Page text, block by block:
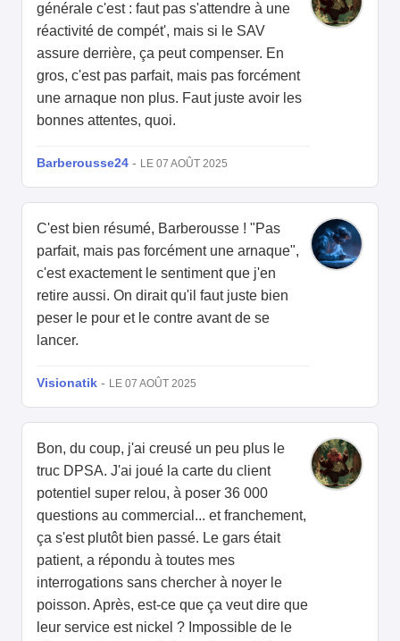
générale c'est : faut pas s'attendre à une
réactivité de compét', mais si le SAV
assure derrière, ça peut compenser. En
gros, c'est pas parfait, mais pas forcément
une arnaque non plus. Faut juste avoir les
bonnes attentes, quoi.
Barberousse24 - LE 07 AOÛT 2025
C'est bien résumé, Barberousse ! "Pas
parfait, mais pas forcément une arnaque",
c'est exactement le sentiment que j'en
retire aussi. On dirait qu'il faut juste bien
peser le pour et le contre avant de se
lancer.
Visionatik - LE 07 AOÛT 2025
Bon, du coup, j'ai creusé un peu plus le
truc DPSA. J'ai joué la carte du client
potentiel super relou, à poser 36 000
questions au commercial... et franchement,
ça s'est plutôt bien passé. Le gars était
patient, a répondu à toutes mes
interrogations sans chercher à noyer le
poisson. Après, est-ce que ça veut dire que
leur service est nickel ? Impossible de le